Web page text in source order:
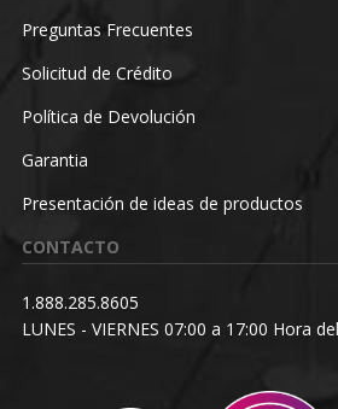
Preguntas Frecuentes
Solicitud de Crédito
Política de Devolución
Garantia
Presentación de ideas de productos
CONTACTO
1.888.285.8605
LUNES - VIERNES 07:00 a 17:00 Hora